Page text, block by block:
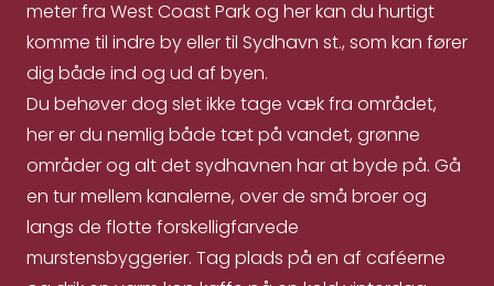
meter fra West Coast Park og her kan du hurtigt
komme til indre by eller til Sydhavn st., som kan fører
dig både ind og ud af byen.
Du behøver dog slet ikke tage væk fra området,
her er du nemlig både tæt på vandet, grønne
områder og alt det sydhavnen har at byde på. Gå
en tur mellem kanalerne, over de små broer og
langs de flotte forskelligfarvede
murstensbyggerier. Tag plads på en af caféerne